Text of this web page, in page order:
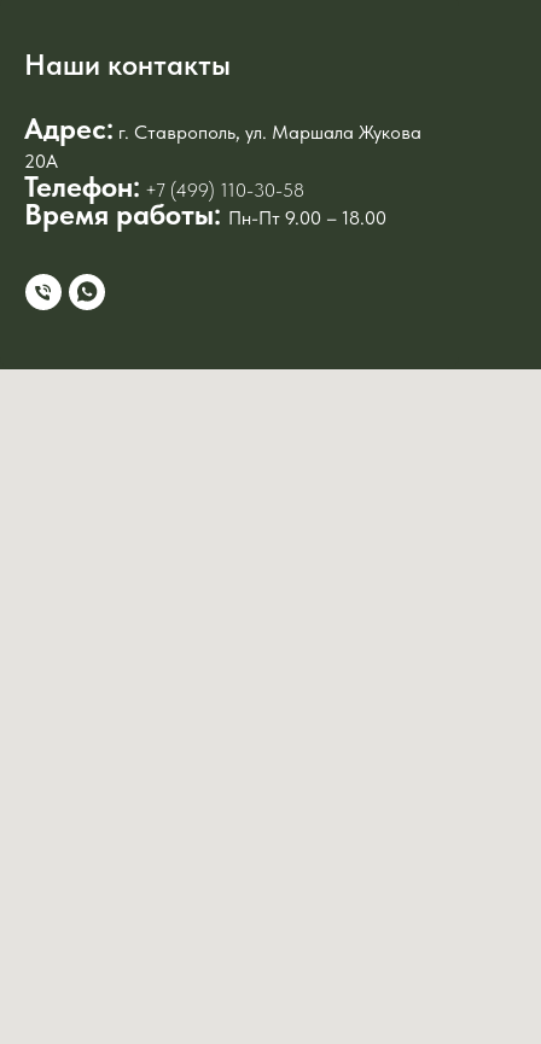
Наши контакты
Адрес: г. Ставрополь, ул. Маршала Жукова
20А
Телефон: +7 (499) 110-30-58
Время работы: Пн-Пт 9.00 – 18.00